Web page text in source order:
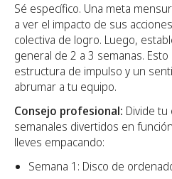
Sé específico. Una meta
a ver el impacto de sus
colectiva de logro. Luego,
general de 2 a 3 semanas.
estructura de impulso y un
abrumar a tu equipo.
Consejo profesional: Divide
semanales divertidos en
lleves empacando:
Semana 1: Disco de